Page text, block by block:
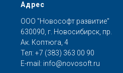
Адрес
ООО "Новософт развитие"
630090, г. Новосибирск, пр.
Ак. Коптюга, 4
Тел: +7 (383) 363 00 90
E-mail: info@novosoft.ru